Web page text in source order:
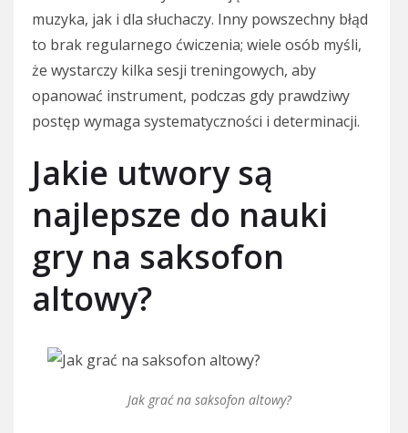
muzyka, jak i dla słuchaczy. Inny powszechny błąd
to brak regularnego ćwiczenia; wiele osób myśli,
że wystarczy kilka sesji treningowych, aby
opanować instrument, podczas gdy prawdziwy
postęp wymaga systematyczności i determinacji.
Jakie utwory są
najlepsze do nauki
gry na saksofon
altowy?
Jak grać na saksofon altowy?